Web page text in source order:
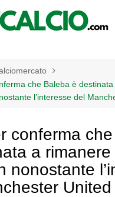
che Baleba è
l’interesse del
conferma
a rimanere
nonostante
United